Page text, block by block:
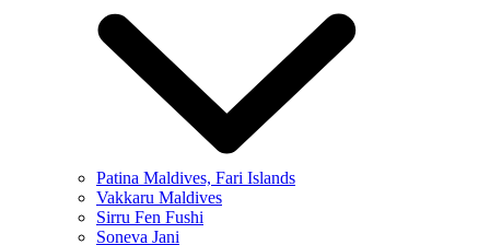
Patina Maldives, Fari Islands
Vakkaru Maldives
Sirru Fen Fushi
Soneva Jani